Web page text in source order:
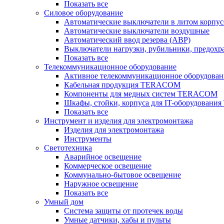
Показать все
Силовое оборудование
Автоматические выключатели в литом
Автоматические выключатели воздушные
Автоматический ввод резерва (АВР)
Выключатели нагрузки, рубильники,
Показать все
Телекоммуникационное оборудование
Активное телекоммуникационное
Кабельная продукция TERACOM
Компоненты для медных систем TERACOM
Шкафы, стойки, корпуса для IT-
Показать все
Инструмент и изделия для электромонтажа
Изделия для электромонтажа
Инструменты
Светотехника
Аварийное освещение
Коммерческое освещение
Коммунально-бытовое освещение
Наружное освещение
Показать все
Умный дом
Система защиты от протечек воды
Умные датчики, хабы и пульты